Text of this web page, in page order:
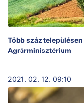
Több száz
Agrárminisztérium
2021. 02. 12. 09:10